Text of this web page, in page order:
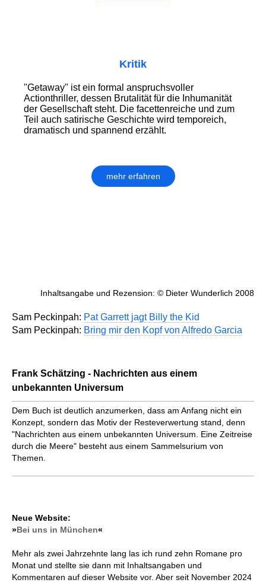
Kritik
"Getaway" ist ein formal anspruchsvoller
Actionthriller, dessen Brutalität für die Inhumanität
der Gesellschaft steht. Die facettenreiche und zum
Teil auch satirische Geschichte wird temporeich,
dramatisch und spannend erzählt.
mehr erfahren
Inhaltsangabe und Rezension: © Dieter Wunderlich 2008
Sam Peckinpah: Pat Garrett jagt Billy the Kid
Sam Peckinpah: Bring mir den Kopf von Alfredo Garcia
Frank Schätzing - Nachrichten aus einem
unbekannten Universum
Dem Buch ist deutlich anzumerken, dass am Anfang nicht ein
Konzept, sondern das Motiv der Resteverwertung stand, denn
"Nachrichten aus einem unbekannten Universum. Eine Zeitreise
durch die Meere" besteht aus einem Sammelsurium von
Themen.
Neue Website:
»Bei uns in München«
Mehr als zwei Jahrzehnte lang las ich rund zehn Romane pro
Monat und stellte sie dann mit Inhaltsangaben und
Kommentaren auf dieser Website vor. Aber seit November 2024